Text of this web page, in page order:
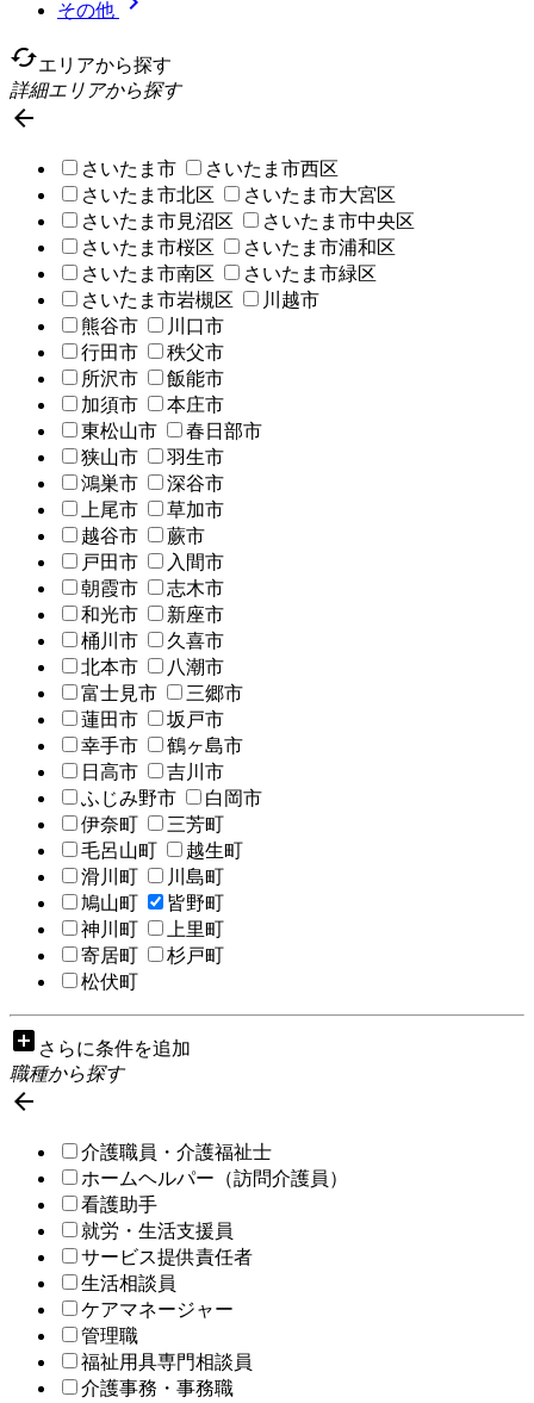
その他
cachedエリアから探す
詳細エリアから探す

さいたま市
さいたま市西区
さいたま市北区
さいたま市大宮区
さいたま市見沼区
さいたま市中央区
さいたま市桜区
さいたま市浦和区
さいたま市南区
さいたま市緑区
さいたま市岩槻区
川越市
熊谷市
川口市
行田市
秩父市
所沢市
飯能市
加須市
本庄市
東松山市
春日部市
狭山市
羽生市
鴻巣市
深谷市
上尾市
草加市
越谷市
蕨市
戸田市
入間市
朝霞市
志木市
和光市
新座市
桶川市
久喜市
北本市
八潮市
富士見市
三郷市
蓮田市
坂戸市
幸手市
鶴ヶ島市
日高市
吉川市
ふじみ野市
白岡市
伊奈町
三芳町
毛呂山町
越生町
滑川町
川島町
鳩山町
皆野町
神川町
上里町
寄居町
杉戸町
松伏町
add_box さらに条件を追加
職種から探す

介護職員・介護福祉士
ホームヘルパー（訪問介護員）
看護助手
就労・生活支援員
サービス提供責任者
生活相談員
ケアマネージャー
管理職
福祉用具専門相談員
介護事務・事務職